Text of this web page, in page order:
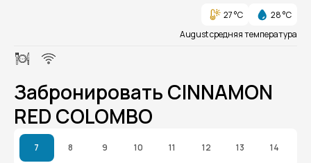
27 °C
28 °C
August средняя температура
Забронировать CINNAMON
RED COLOMBO
7 8 9 10 11 12 13 14